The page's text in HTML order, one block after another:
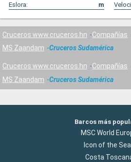
Eslora:
m
Cruceros www.cruceros.hn Compañías
MS Zaandam
Cruceros Sudamérica
Cruceros www.cruceros.hn Compañías
MS Zaandam
Cruceros Sudamérica
Barcos más
MSC World
Icon of the
Costa